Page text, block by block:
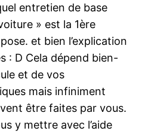
entretien de base
» est la 1ère
et bien l’explication
: D Cela dépend bien-
et de vos
mais infiniment
être faites par vous.
y mettre avec l’aide